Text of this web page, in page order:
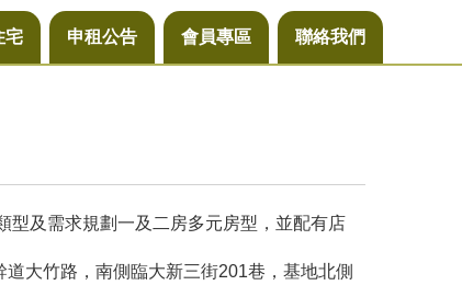
宅 申租公告 會員專區 聯絡我們
型及需求規劃一及二房多元房型，並配有店
大竹路，南側臨大新三街201巷，基地北側